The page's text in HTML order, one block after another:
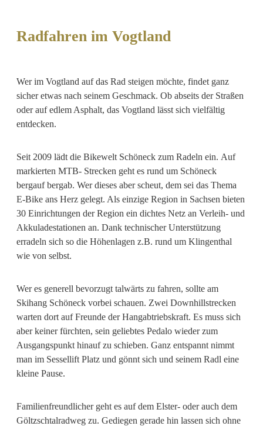
Radfahren im Vogtland
Wer im Vogtland auf das Rad steigen möchte, findet ganz
sicher etwas nach seinem Geschmack. Ob abseits der Straßen
oder auf edlem Asphalt, das Vogtland lässt sich vielfältig
entdecken.
Seit 2009 lädt die Bikewelt Schöneck zum Radeln ein. Auf
markierten MTB- Strecken geht es rund um Schöneck
bergauf bergab. Wer dieses aber scheut, dem sei das Thema
E-Bike ans Herz gelegt. Als einzige Region in Sachsen bieten
30 Einrichtungen der Region ein dichtes Netz an Verleih- und
Akkuladestationen an. Dank technischer Unterstützung
erradeln sich so die Höhenlagen z.B. rund um Klingenthal
wie von selbst.
Wer es generell bevorzugt talwärts zu fahren, sollte am
Skihang Schöneck vorbei schauen. Zwei Downhillstrecken
warten dort auf Freunde der Hangabtriebskraft. Es muss sich
aber keiner fürchten, sein geliebtes Pedalo wieder zum
Ausgangspunkt hinauf zu schieben. Ganz entspannt nimmt
man im Sessellift Platz und gönnt sich und seinem Radl eine
kleine Pause.
Familienfreundlicher geht es auf dem Elster- oder auch dem
Göltzschtalradweg zu. Gediegen gerade hin lassen sich ohne